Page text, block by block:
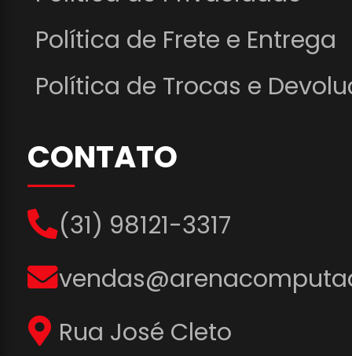
Política de Frete e Entrega
Política de Trocas e
CONTATO
(31) 98121-3317
Rua José Cleto